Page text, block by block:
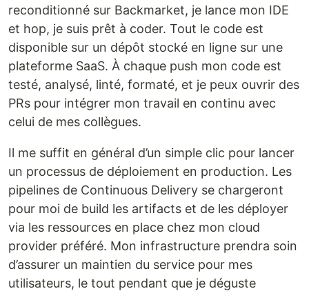
reconditionné sur Backmarket, je lance mon IDE
et hop, je suis prêt à coder. Tout le code est
disponible sur un dépôt stocké en ligne sur une
plateforme SaaS. À chaque push mon code est
testé, analysé, linté, formaté, et je peux ouvrir des
PRs pour intégrer mon travail en continu avec
celui de mes collègues.
Il me suffit en général d’un simple clic pour lancer
un processus de déploiement en production. Les
pipelines de Continuous Delivery se chargeront
pour moi de build les artifacts et de les déployer
via les ressources en place chez mon cloud
provider préféré. Mon infrastructure prendra soin
d’assurer un maintien du service pour mes
utilisateurs, le tout pendant que je déguste